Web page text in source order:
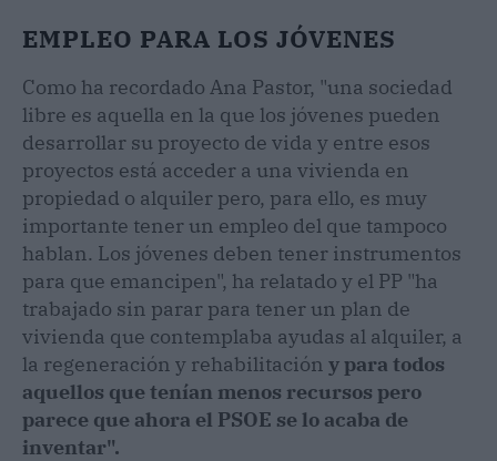
EMPLEO PARA LOS JÓVENES
Como ha recordado Ana Pastor, "una sociedad
libre es aquella en la que los jóvenes pueden
desarrollar su proyecto de vida y entre esos
proyectos está acceder a una vivienda en
propiedad o alquiler pero, para ello, es muy
importante tener un empleo del que tampoco
hablan. Los jóvenes deben tener instrumentos
para que emancipen", ha relatado y el PP "ha
trabajado sin parar para tener un plan de
vivienda que contemplaba ayudas al alquiler, a
la regeneración y rehabilitación y para todos
aquellos que tenían menos recursos pero
parece que ahora el PSOE se lo acaba de
inventar".